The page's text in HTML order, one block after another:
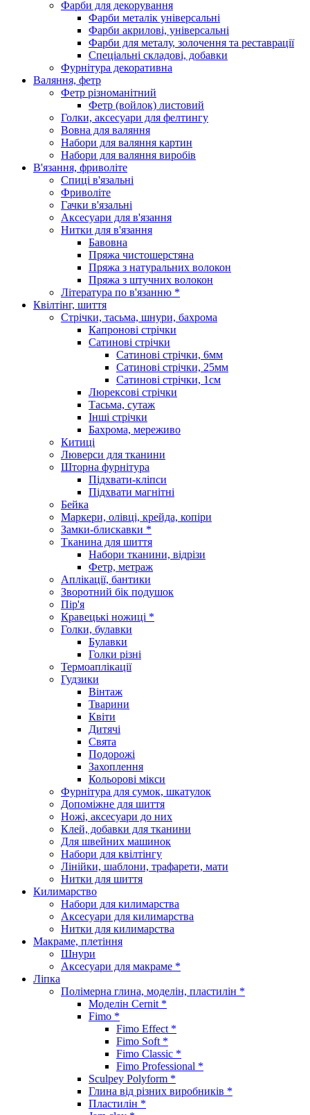
Фарби для декорування
Фарби металік універсальні
Фарби акрилові, універсальні
Фарби для металу, золочення та реставрації
Спеціальні складові, добавки
Фурнітура декоративна
Валяння, фетр
Фетр різноманітний
Фетр (войлок) листовий
Голки, аксесуари для фелтингу
Вовна для валяння
Набори для валяння картин
Набори для валяння виробів
В'язання, фриволіте
Спиці в'язальні
Фриволіте
Гачки в'язальні
Аксесуари для в'язання
Нитки для в'язання
Бавовна
Пряжа чистошерстяна
Пряжа з натуральних волокон
Пряжа з штучних волокон
Література по в'язанню *
Квілтінг, шиття
Стрічки, тасьма, шнури, бахрома
Капронові стрічки
Сатинові стрічки
Сатинові стрічки, 6мм
Сатинові стрічки, 25мм
Сатинові стрічки, 1см
Люрексові стрічки
Тасьма, сутаж
Інші стрічки
Бахрома, мереживо
Китиці
Люверси для тканини
Шторна фурнітура
Підхвати-кліпси
Підхвати магнітні
Бейка
Маркери, олівці, крейда, копіри
Замки-блискавки *
Тканина для шиття
Набори тканини, відрізи
Фетр, метраж
Аплікації, бантики
Зворотний бік подушок
Пір'я
Кравецькі ножиці *
Голки, булавки
Булавки
Голки різні
Термоаплікації
Гудзики
Вінтаж
Тварини
Квіти
Дитячі
Свята
Подорожі
Захоплення
Кольорові мікси
Фурнітура для сумок, шкатулок
Допоміжне для шиття
Ножі, аксесуари до них
Клей, добавки для тканини
Для швейних машинок
Набори для квілтінгу
Лінійки, шаблони, трафарети, мати
Нитки для шиття
Килимарство
Набори для килимарства
Аксесуари для килимарства
Нитки для килимарства
Макраме, плетіння
Шнури
Аксесуари для макраме *
Ліпка
Полімерна глина, моделін, пластилін *
Моделін Cernit *
Fimo *
Fimo Effect *
Fimo Soft *
Fimo Classic *
Fimo Professional *
Sculpey Polyform *
Глина від різних виробників *
Пластилін *